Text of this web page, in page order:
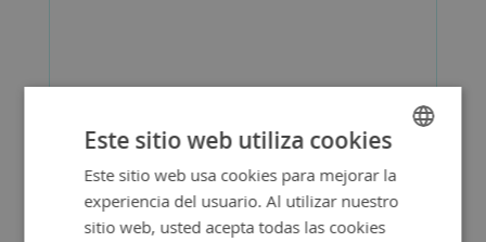
SPANISH
ENGLISH
Este sitio web utiliza cookies
Este sitio web usa cookies para mejorar la
experiencia del usuario. Al utilizar nuestro
sitio web, usted acepta todas las cookies